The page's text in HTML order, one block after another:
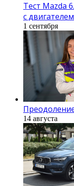
Тест Mazda
с
1 сентября
14 августа